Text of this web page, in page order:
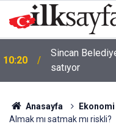
10:20
Sincan
satıyor
Anasayfa Ekonomi
Almak mı satmak mı riskli?